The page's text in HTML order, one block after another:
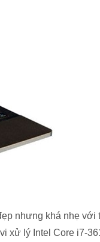
nhưng khá nhẹ với
xử lý Intel Core i7-